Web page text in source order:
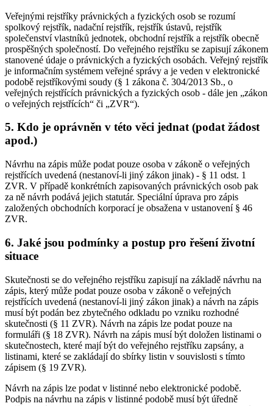
Veřejnými rejstříky právnických a fyzických osob se rozumí
spolkový rejstřík, nadační rejstřík, rejstřík ústavů, rejstřík
společenství vlastníků jednotek, obchodní rejstřík a rejstřík obecně
prospěšných společností. Do veřejného rejstříku se zapisují zákonem
stanovené údaje o právnických a fyzických osobách. Veřejný rejstřík
je informačním systémem veřejné správy a je veden v elektronické
podobě rejstříkovými soudy (§ 1 zákona č. 304/2013 Sb., o
veřejných rejstřících právnických a fyzických osob - dále jen „zákon
o veřejných rejstřících“ či „ZVR“).
5. Kdo je oprávněn v této věci jednat (podat žádost
apod.)
Návrhu na zápis může podat pouze osoba v zákoně o veřejných
rejstřících uvedená (nestanoví-li jiný zákon jinak) - § 11 odst. 1
ZVR. V případě konkrétních zapisovaných právnických osob pak
za ně návrh podává jejich statutár. Speciální úprava pro zápis
založených obchodních korporací je obsažena v ustanovení § 46
ZVR.
6. Jaké jsou podmínky a postup pro řešení životní
situace
Skutečnosti se do veřejného rejstříku zapisují na základě návrhu na
zápis, který může podat pouze osoba v zákoně o veřejných
rejstřících uvedená (nestanoví-li jiný zákon jinak) a návrh na zápis
musí být podán bez zbytečného odkladu po vzniku rozhodné
skutečnosti (§ 11 ZVR). Návrh na zápis lze podat pouze na
formuláři (§ 18 ZVR). Návrh na zápis musí být doložen listinami o
skutečnostech, které mají být do veřejného rejstříku zapsány, a
listinami, které se zakládají do sbírky listin v souvislosti s tímto
zápisem (§ 19 ZVR).
Návrh na zápis lze podat v listinné nebo elektronické podobě.
Podpis na návrhu na zápis v listinné podobě musí být úředně